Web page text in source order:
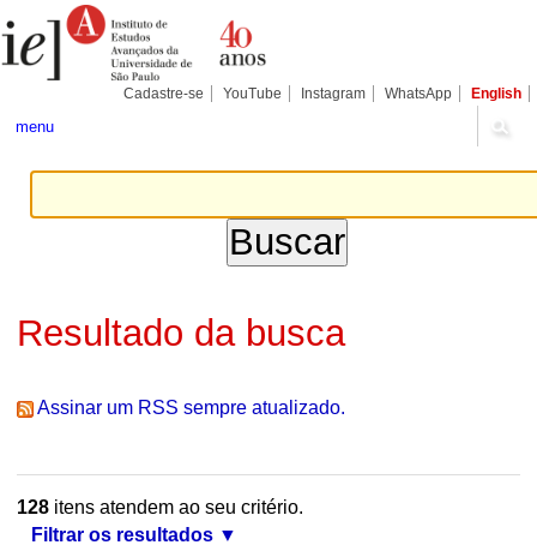
para
conteúdo.
Pessoais
Cadastre-se YouTube Instagram WhatsApp English
menu
Resultado da busca
Assinar um RSS sempre atualizado.
128itens atendem ao seu critério.
Filtrar os resultados